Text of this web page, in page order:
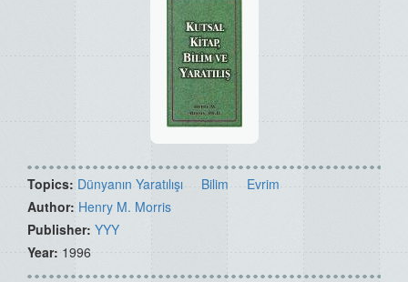
Topics: Dünyanın Yaratılışı Bilim
Evrim
Author: Henry M. Morris
Publisher: YYY
Year: 1996